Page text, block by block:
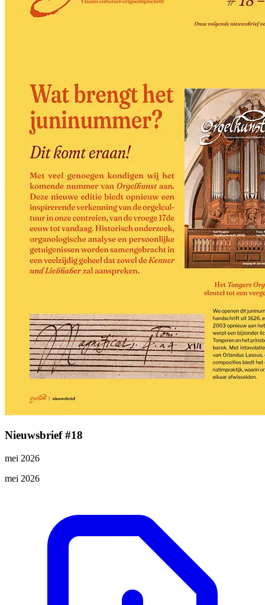
Nieuwsbrief #18
mei 2026
mei 2026